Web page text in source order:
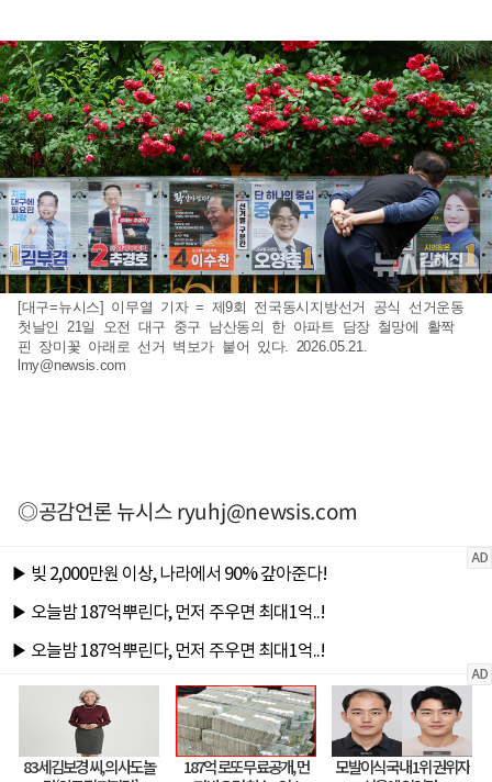
[대구=뉴시스] 이무열 기자 = 제9회 전국동시지방선거 공식 선거운동
첫날인 21일 오전 대구 중구 남산동의 한 아파트 담장 철망에 활짝
핀 장미꽃 아래로 선거 벽보가 붙어 있다. 2026.05.21.
lmy@newsis.com
◎공감언론 뉴시스ryuhj@newsis.com